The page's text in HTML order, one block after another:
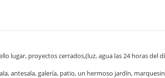
lugar, proyectos cerrados,(luz, agua las 24 horas del
antesala, galería, patio, un hermoso jardín,